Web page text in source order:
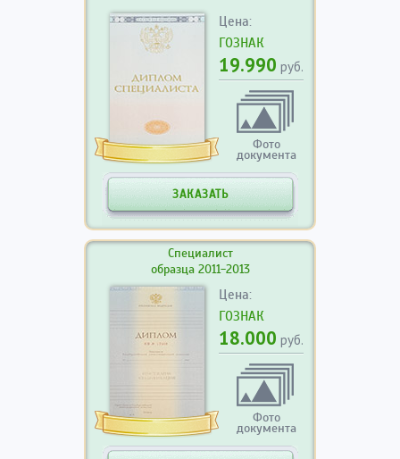
Цена:
ГОЗНАК
19.990 руб.
Фото
документа
ЗАКАЗАТЬ
Специалист
образца 2011-2013
Цена:
ГОЗНАК
18.000 руб.
Фото
документа